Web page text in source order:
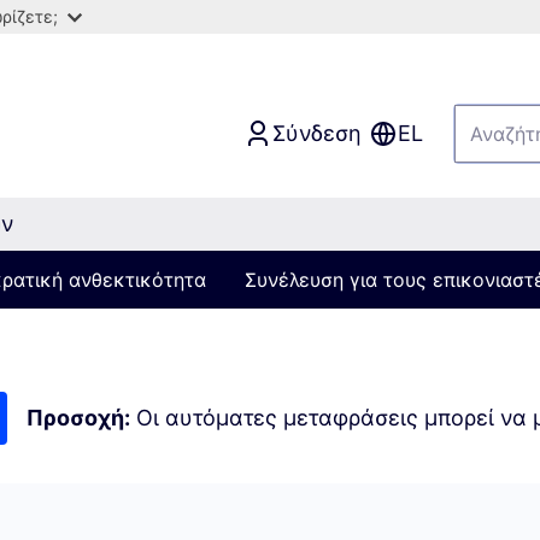
Σύνδεση EL
ανθεκτικότητα Συνέλευση για τους
Προσοχή: Οι αυτόματες μεταφράσεις μπορεί να